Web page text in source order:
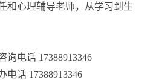
和心理辅导老师，从学习到生
询电话 17388913346
电话 17388913346